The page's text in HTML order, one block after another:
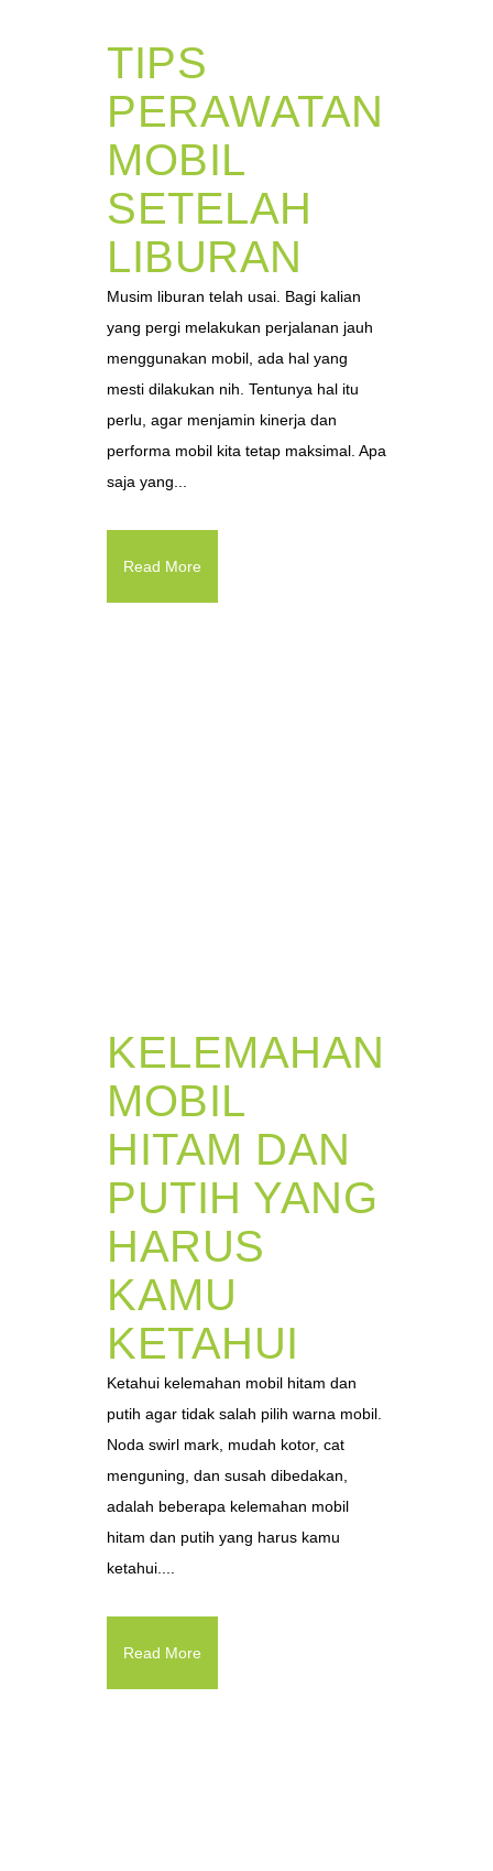
TIPS
PERAWATAN
MOBIL
SETELAH
LIBURAN
Musim liburan telah usai. Bagi kalian
yang pergi melakukan perjalanan jauh
menggunakan mobil, ada hal yang
mesti dilakukan nih. Tentunya hal itu
perlu, agar menjamin kinerja dan
performa mobil kita tetap maksimal. Apa
saja yang...
Read More
KELEMAHAN
MOBIL
HITAM DAN
PUTIH YANG
HARUS
KAMU
KETAHUI
Ketahui kelemahan mobil hitam dan
putih agar tidak salah pilih warna mobil.
Noda swirl mark, mudah kotor, cat
menguning, dan susah dibedakan,
adalah beberapa kelemahan mobil
hitam dan putih yang harus kamu
ketahui....
Read More